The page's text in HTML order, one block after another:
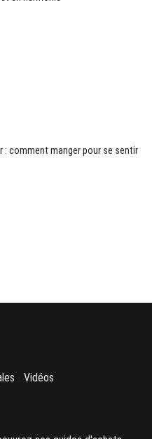
: comment manger pour se sentir
Vidéos